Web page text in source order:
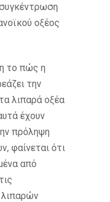
οξέος
το πώς η
την
λιπαρά οξέα
έχουν
πρόληψη
φαίνεται ότι
από
λιπαρών